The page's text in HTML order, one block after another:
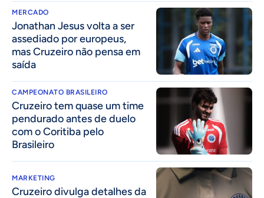
MERCADO
Jonathan Jesus volta a ser
assediado por europeus,
mas Cruzeiro não pensa em
saída
CAMPEONATO BRASILEIRO
Cruzeiro tem quase um time
pendurado antes de duelo
com o Coritiba pelo
Brasileiro
MARKETING
Cruzeiro divulga detalhes da